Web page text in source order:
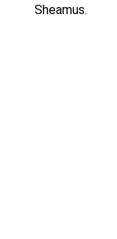
Sheamus.